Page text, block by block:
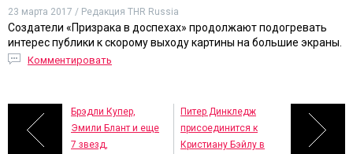
23 марта 2017 / Редакция THR Russia
Создатели «Призрака в доспехах» продолжают подогревать
интерес публики к скорому выходу картины на большие экраны.
Комментировать
Брэдли Купер,
Эмили Блант и еще
7 звезд,
Питер Динкледж
присоединится к
Кристиану Бэйлу в